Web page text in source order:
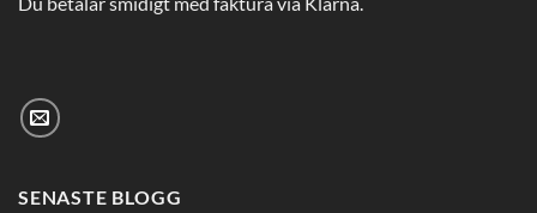
SENASTE BLOGG